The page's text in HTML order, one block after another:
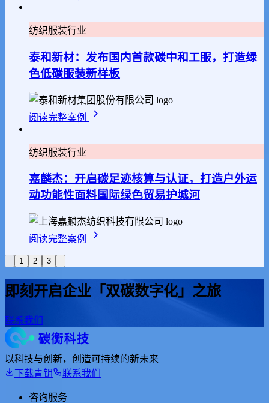
纺织服装行业
泰和新材：发布国内首款碳中和工服，打造绿
色低碳服装新样板
阅读完整案例
纺织服装行业
嘉麟杰：开启碳足迹核算与认证，打造户外运
动功能性面料国际绿色贸易护城河
阅读完整案例
1 2 3
即刻开启企业「双碳数字化」之旅
联系我们
以科技与创新，创造可持续的新未来
下载青钥
联系我们
咨询服务